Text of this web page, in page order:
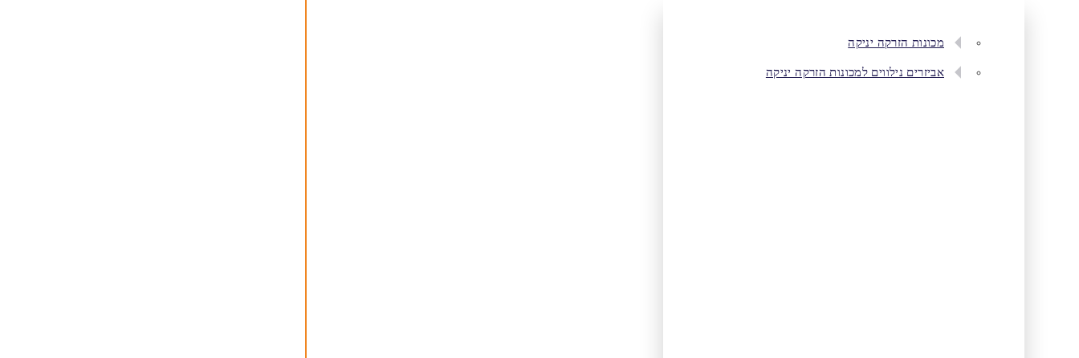
מכונות הזרקה יניקה
אביזרים נילווים למכונות הזרקה יניקה